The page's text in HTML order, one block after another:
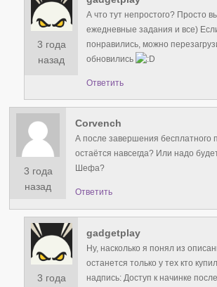
3 года
назад
А что тут непростого? Просто
ежедневные задания и все)
понравились, можно
обновились
Ответить
3 года
назад
Corvench
А после завершения бесплатного
остаётся навсегда? Или надо
Шефа?
Ответить
3 года
gadgetplay
Ну, насколько я понял из
останется только у тех кто
надпись: Доступ к начинке